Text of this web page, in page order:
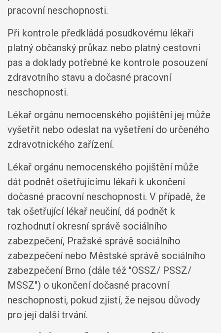
pracovní neschopnosti.
Při kontrole předkládá posudkovému lékaři
platný občanský průkaz nebo platný cestovní
pas a doklady potřebné ke kontrole posouzení
zdravotního stavu a dočasné pracovní
neschopnosti.
Lékař orgánu nemocenského pojištění jej může
vyšetřit nebo odeslat na vyšetření do určeného
zdravotnického zařízení.
Lékař orgánu nemocenského pojištění může
dát podnět ošetřujícímu lékaři k ukončení
dočasné pracovní neschopnosti. V případě, že
tak ošetřující lékař neučiní, dá podnět k
rozhodnutí okresní správě sociálního
zabezpečení, Pražské správě sociálního
zabezpečení nebo Městské správě sociálního
zabezpečení Brno (dále též "OSSZ/ PSSZ/
MSSZ") o ukončení dočasné pracovní
neschopnosti, pokud zjistí, že nejsou důvody
pro její další trvání.